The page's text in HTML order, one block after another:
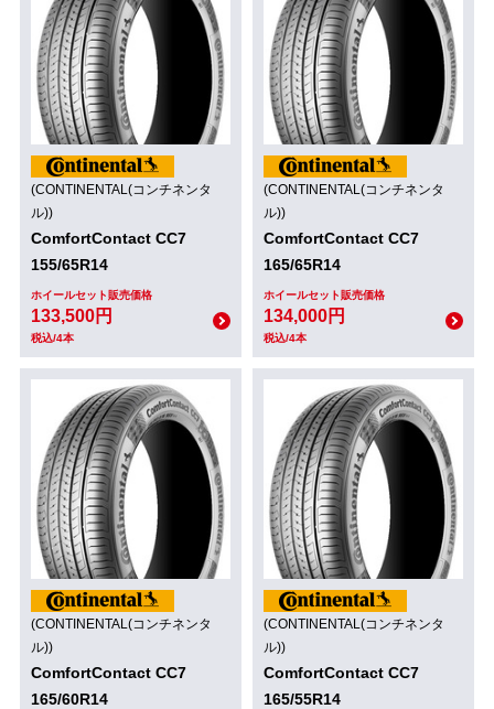
(CONTINENTAL(コンチネンタ
ル))
ComfortContact CC7
155/65R14
ホイールセット販売価格
133,500円
税込/4本
(CONTINENTAL(コンチネンタ
ル))
ComfortContact CC7
165/65R14
ホイールセット販売価格
134,000円
税込/4本
(CONTINENTAL(コンチネンタ
ル))
ComfortContact CC7
165/60R14
(CONTINENTAL(コンチネンタ
ル))
ComfortContact CC7
165/55R14